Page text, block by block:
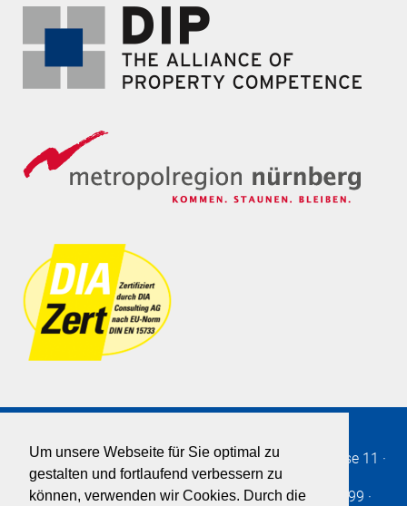
Um unsere Webseite für Sie optimal zu
gestalten und fortlaufend verbessern zu
können, verwenden wir Cookies. Durch die
Immobilien SOLLMANN+ZAGEL GmbH· Burgstrasse 11 ·
90403·Nürnberg· Germany
Telefon+49 911 - 2361-0· Fax: +49 911 - 2361-299 ·